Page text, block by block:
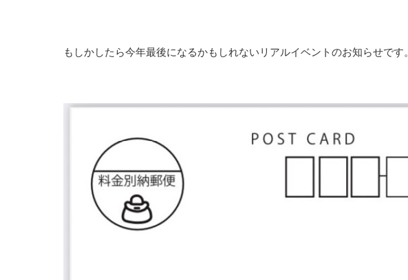
もしかしたら今年最後になるかもしれないリアルイベントのお知らせです。